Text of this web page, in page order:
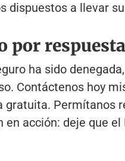
dispuestos a llevar
por
ha sido
Contáctenos hoy
gratuita. Permítanos
acción: deje que